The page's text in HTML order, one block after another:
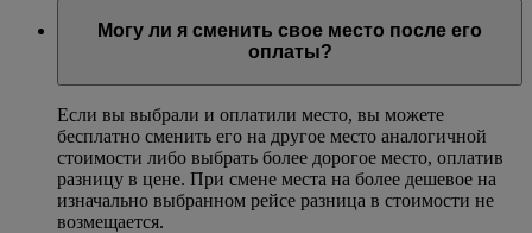
Могу ли я сменить свое место после его
оплаты?
Если вы выбрали и оплатили место, вы можете
бесплатно сменить его на другое место аналогичной
стоимости либо выбрать более дорогое место, оплатив
разницу в цене. При смене места на более дешевое на
изначально выбранном рейсе разница в стоимости не
возмещается.